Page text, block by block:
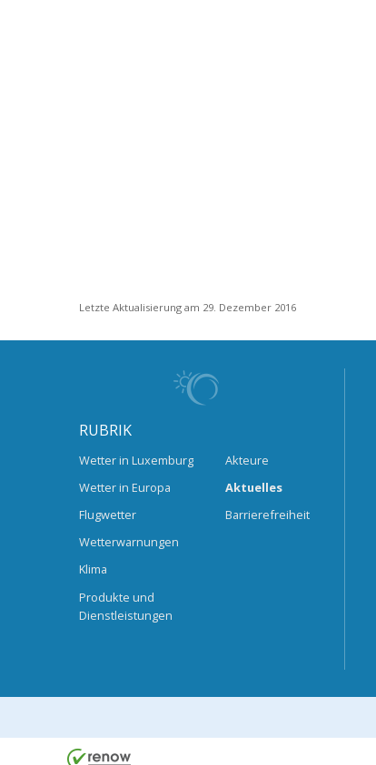
Letzte Aktualisierung am 29. Dezember 2016
RUBRIK
Wetter in Luxemburg
Wetter in Europa
Flugwetter
Wetterwarnungen
Klima
Produkte und
Dienstleistungen
Akteure
Aktuelles
Barrierefreiheit